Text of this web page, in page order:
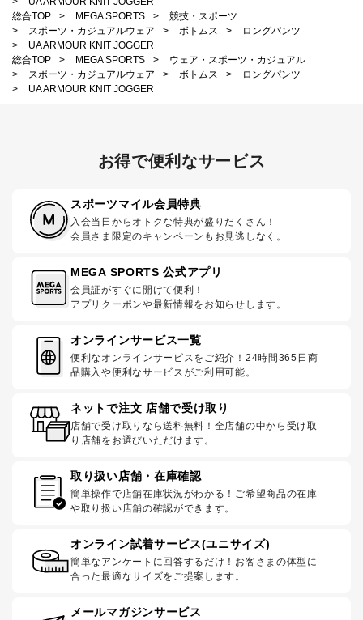
総合TOP
> MEGA SPORTS >
競技・スポーツ
>
スポーツ・カジュアルウェア > ボトムス >
ロングパンツ
>
UA ARMOUR KNIT JOGGER
総合TOP
> MEGA SPORTS >
ウェア・スポーツ・カジュアル
>
スポーツ・カジュアルウェア > ボトムス >
ロングパンツ
>
UA ARMOUR KNIT JOGGER
お得で便利なサービス
スポーツマイル会員特典
入会当日からオトクな特典が盛りだくさん！
会員さま限定のキャンペーンもお見逃しなく。
MEGA SPORTS 公式アプリ
会員証がすぐに開けて便利！
アプリクーポンや最新情報をお知らせします。
オンラインサービス一覧
便利なオンラインサービスをご紹介！24時間365日商
品購入や便利なサービスがご利用可能。
ネットで注文 店舗で受け取り
店舗で受け取りなら送料無料！全店舗の中から受け取
り店舗をお選びいただけます。
取り扱い店舗・在庫確認
簡単操作で店舗在庫状況がわかる！ご希望商品の在庫
や取り扱い店舗の確認ができます。
オンライン試着サービス(ユニサイズ)
簡単なアンケートに回答するだけ！お客さまの体型に
合った最適なサイズをご提案します。
メールマガジンサービス